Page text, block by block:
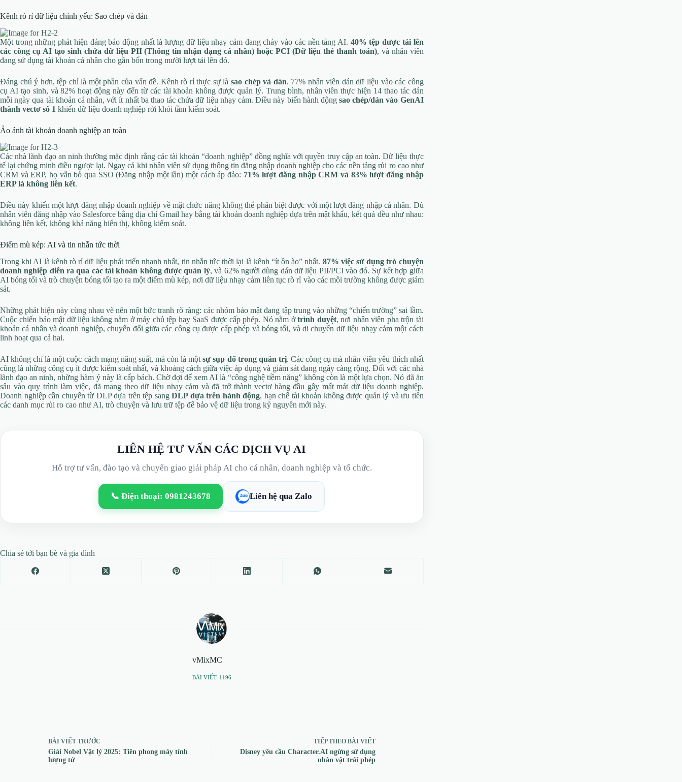
Kênh rò rỉ dữ liệu chính yếu: Sao chép và dán
Một trong những phát hiện đáng báo động nhất là lượng dữ liệu nhạy cảm đang chảy vào các nền tảng AI. 40% tệp được tải lên
các công cụ AI tạo sinh chứa dữ liệu PII (Thông tin nhận dạng cá nhân) hoặc PCI (Dữ liệu thẻ thanh toán), và nhân viên
đang sử dụng tài khoản cá nhân cho gần bốn trong mười lượt tải lên đó.
Đáng chú ý hơn, tệp chỉ là một phần của vấn đề. Kênh rò rỉ thực sự là sao chép và dán. 77% nhân viên dán dữ liệu vào các công
cụ AI tạo sinh, và 82% hoạt động này đến từ các tài khoản không được quản lý. Trung bình, nhân viên thực hiện 14 thao tác dán
mỗi ngày qua tài khoản cá nhân, với ít nhất ba thao tác chứa dữ liệu nhạy cảm. Điều này biến hành độngsao chép/dán vào GenAI
thành vectơ số 1 khiến dữ liệu doanh nghiệp rời khỏi tầm kiểm soát.
Ảo ảnh tài khoản doanh nghiệp an toàn
Các nhà lãnh đạo an ninh thường mặc định rằng các tài khoản “doanh nghiệp” đồng nghĩa với quyền truy cập an toàn. Dữ liệu thực
tế lại chứng minh điều ngược lại. Ngay cả khi nhân viên sử dụng thông tin đăng nhập doanh nghiệp cho các nền tảng rủi ro cao như
CRM và ERP, họ vẫn bỏ qua SSO (Đăng nhập một lần) một cách áp đảo: 71% lượt đăng nhập CRM và 83% lượt đăng nhập
ERP là không liên kết.
Điều này khiến một lượt đăng nhập doanh nghiệp về mặt chức năng không thể phân biệt được với một lượt đăng nhập cá nhân. Dù
nhân viên đăng nhập vào Salesforce bằng địa chỉ Gmail hay bằng tài khoản doanh nghiệp dựa trên mật khẩu, kết quả đều như nhau:
không liên kết, không khả năng hiển thị, không kiểm soát.
Điểm mù kép: AI và tin nhắn tức thời
Trong khi AI là kênh rò rỉ dữ liệu phát triển nhanh nhất, tin nhắn tức thời lại là kênh “ít ồn ào” nhất. 87% việc sử dụng trò chuyện
doanh nghiệp diễn ra qua các tài khoản không được quản lý, và 62% người dùng dán dữ liệu PII/PCI vào đó. Sự kết hợp giữa
AI bóng tối và trò chuyện bóng tối tạo ra một điểm mù kép, nơi dữ liệu nhạy cảm liên tục rò rỉ vào các môi trường không được giám
sát.
Những phát hiện này cùng nhau vẽ nên một bức tranh rõ ràng: các nhóm bảo mật đang tập trung vào những “chiến trường” sai lầm.
Cuộc chiến bảo mật dữ liệu không nằm ở máy chủ tệp hay SaaS được cấp phép. Nó nằm ởtrình duyệt, nơi nhân viên pha trộn tài
khoản cá nhân và doanh nghiệp, chuyển đổi giữa các công cụ được cấp phép và bóng tối, và di chuyển dữ liệu nhạy cảm một cách
linh hoạt qua cả hai.
AI không chỉ là một cuộc cách mạng năng suất, mà còn là mộtsự sụp đổ trong quản trị. Các công cụ mà nhân viên yêu thích nhất
cũng là những công cụ ít được kiểm soát nhất, và khoảng cách giữa việc áp dụng và giám sát đang ngày càng rộng. Đối với các nhà
lãnh đạo an ninh, những hàm ý này là cấp bách. Chờ đợi để xem AI là “công nghệ tiềm năng” không còn là một lựa chọn. Nó đã ăn
sâu vào quy trình làm việc, đã mang theo dữ liệu nhạy cảm và đã trở thành vectơ hàng đầu gây mất mát dữ liệu doanh nghiệp.
Doanh nghiệp cần chuyển từ DLP dựa trên tệp sangDLP dựa trên hành động, hạn chế tài khoản không được quản lý và ưu tiên
các danh mục rủi ro cao như AI, trò chuyện và lưu trữ tệp để bảo vệ dữ liệu trong kỷ nguyên mới này.
LIÊN HỆ TƯ VẤN CÁC DỊCH VỤ AI
Hỗ trợ tư vấn, đào tạo và chuyển giao giải pháp AI cho cá nhân, doanh nghiệp và tổ chức.
📞 Điện thoại: 0981243678 Liên hệ qua Zalo
Chia sẻ tới bạn bè và gia đình
vMixMC
BÀI VIẾT: 1196
BÀI VIẾT TRƯỚC
Giải Nobel Vật lý 2025: Tiên phong máy tính
lượng tử
TIẾP THEO BÀI VIẾT
Disney yêu cầu Character.AI ngừng sử dụng
nhân vật trái phép